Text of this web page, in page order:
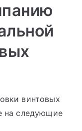
винтовых
на следующие